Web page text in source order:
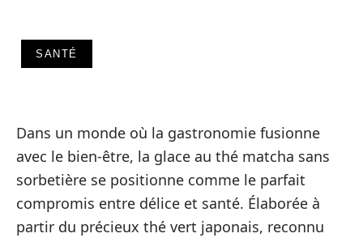
SANTÉ
Dans un monde où la gastronomie fusionne
avec le bien-être, la glace au thé matcha sans
sorbetière se positionne comme le parfait
compromis entre délice et santé. Élaborée à
partir du précieux thé vert japonais, reconnu